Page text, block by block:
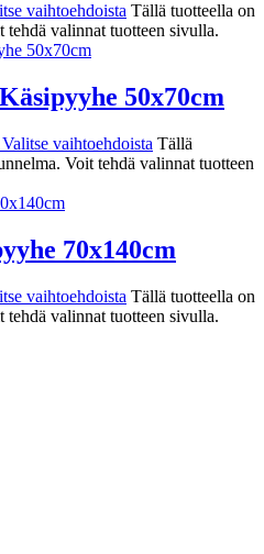
vaihtoehdoista Tällä tuotteella on
tehdä valinnat tuotteen sivulla.
50x70cm
Valitse vaihtoehdoista Tällä
Voit tehdä valinnat tuotteen
70x140cm
vaihtoehdoista Tällä tuotteella on
tehdä valinnat tuotteen sivulla.